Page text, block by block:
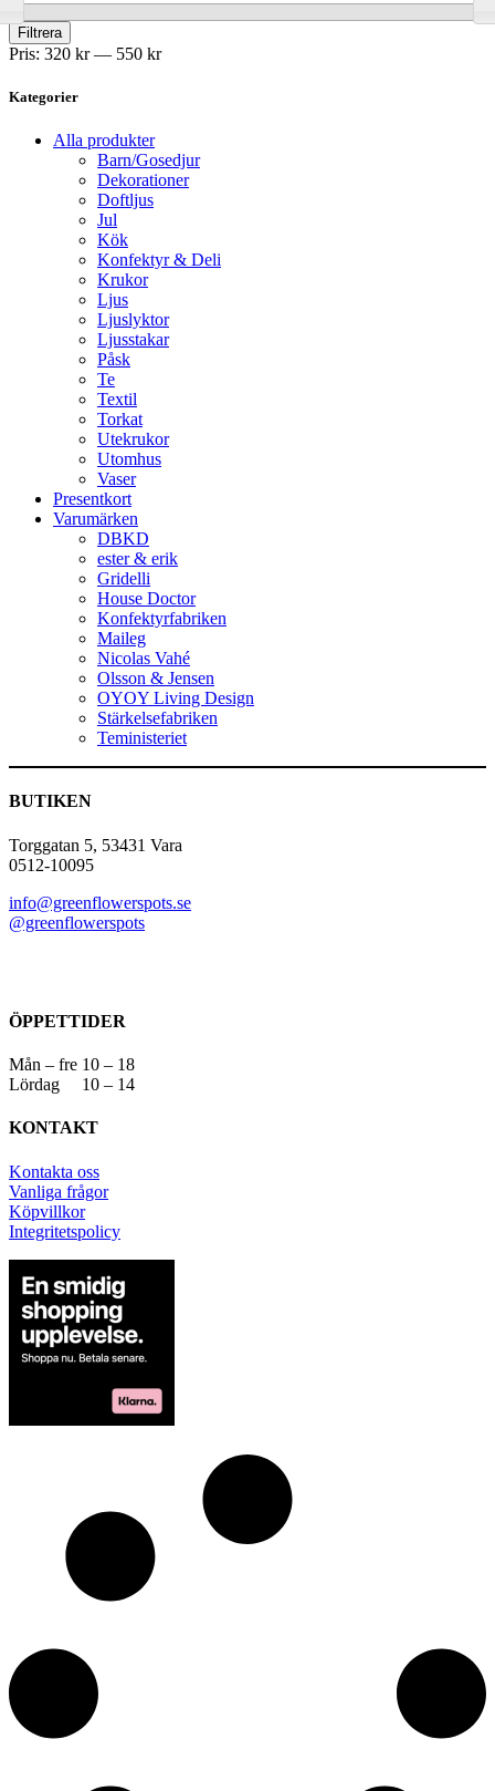
Pris
från
Pris
till
Filtrera
Pris: 320 kr— 550 kr
Kategorier
Alla produkter
Barn/Gosedjur
Dekorationer
Doftljus
Jul
Kök
Konfektyr & Deli
Krukor
Ljus
Ljuslyktor
Ljusstakar
Påsk
Te
Textil
Torkat
Utekrukor
Utomhus
Vaser
Presentkort
Varumärken
DBKD
ester & erik
Gridelli
House Doctor
Konfektyrfabriken
Maileg
Nicolas Vahé
Olsson & Jensen
OYOY Living Design
Stärkelsefabriken
Teministeriet
BUTIKEN
Torggatan 5, 53431 Vara
0512-10095
info@greenflowerspots.se
@greenflowerspots
ÖPPETTIDER
Mån – fre 10 – 18
Lördag 10 – 14
KONTAKT
Kontakta oss
Vanliga frågor
Köpvillkor
Integritetspolicy